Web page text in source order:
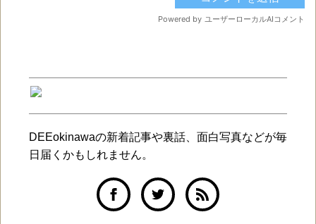
DEEokinawaの新着記事や裏話、面白写真などが毎
日届くかもしれません。